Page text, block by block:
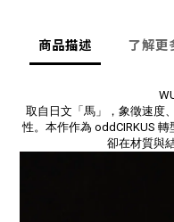
商品描述 了解更
取自日文「馬」，象徵速度
性。本作作為 oddCIRKUS
卻在材質與